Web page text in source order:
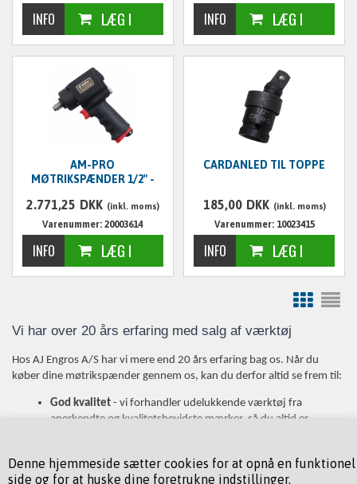
Denne hjemmeside sætter cookies for at opnå en funktionel
side og for at huske dine foretrukne indstillinger.
AM-PRO
MØTRIKSPÆNDER 1/2" -
2.771,25 DKK (inkl. moms)
Varenummer: 20003614
CARDANLED TIL TOPPE
185,00 DKK (inkl. moms)
Varenummer: 10023415
Vi har over 20 års erfaring med salg af værktøj
Hos AJ Engros A/S har vi mere end 20 års erfaring bag os. Når du
køber dine møtrikspænder gennem os, kan du derfor altid se frem til:
God kvalitet - vi forhandler udelukkende værktøj fra
anerkendte og kvalitetsbevidste mærker, så du altid er
værktøj, hvilket betyder, at vi får dem til gode priser, idet vi